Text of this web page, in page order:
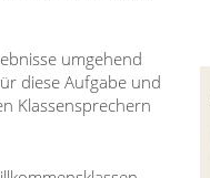
umgehend
diese Aufgabe und
Klassensprechern